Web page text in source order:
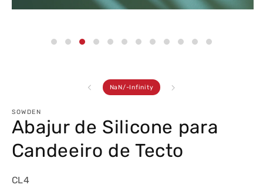
NaN/ de
-Infinity
SOWDEN
Abajur de Silicone para
Candeeiro de Tecto
CL4